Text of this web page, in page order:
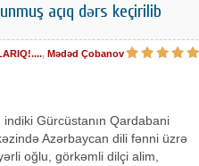
açıq dərs keçirilib
, Mədəd Çobanov
Gürcüstanın Qardabani
Azərbaycan dili fənni üzrə
oğlu, görkəmli dilçi alim,